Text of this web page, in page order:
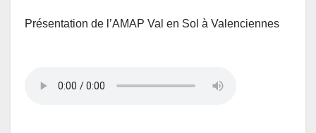
Présentation de l’AMAP Val en Sol à Valenciennes